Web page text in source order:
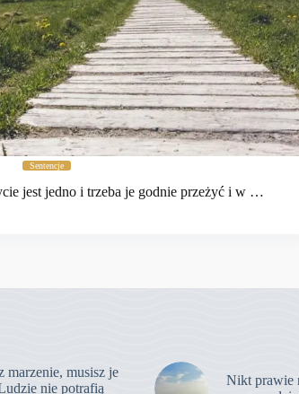
Sentencje
jest jedno i trzeba je godnie przeżyć i w …
marzenie, musisz je
nie potrafią
Nikt prawie